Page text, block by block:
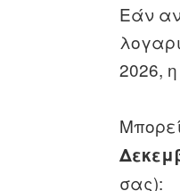
Εάν
2026,
σας):